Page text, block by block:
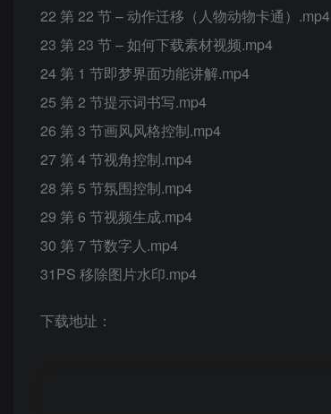
22 第 22 节 – 动作迁移（人物动物卡通）.mp4
23 第 23 节 – 如何下载素材视频.mp4
24 第 1 节即梦界面功能讲解.mp4
25 第 2 节提示词书写.mp4
26 第 3 节画风风格控制.mp4
27 第 4 节视角控制.mp4
28 第 5 节氛围控制.mp4
29 第 6 节视频生成.mp4
30 第 7 节数字人.mp4
31PS 移除图片水印.mp4
下载地址：